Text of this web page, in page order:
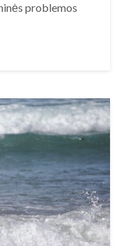
problemos